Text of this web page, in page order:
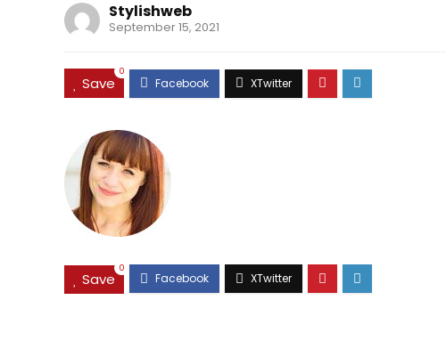
Stylishweb
September 15, 2021
Save
0
Save
0